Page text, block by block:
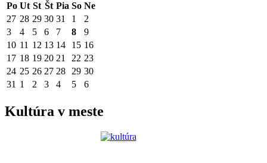
Po Ut St Št Pia So Ne
27 28 29 30 31 1
2
3
4 5 6 7 8
9
10 11 12 13 14 15 16
17 18 19 20 21 22 23
24 25 26 27 28 29 30
31 1 2 3 4 5 6
Kultúra v meste